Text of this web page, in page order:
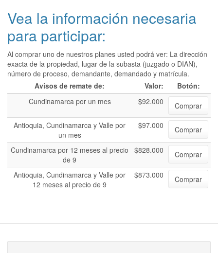
Vea la información necesaria
para participar:
Al comprar uno de nuestros planes usted podrá ver: La dirección
exacta de la propiedad, lugar de la subasta (juzgado o DIAN),
número de proceso, demandante, demandado y matrícula.
Avisos de remate de:
Valor:
Botón:
Cundinamarca por un mes
$92.000
Comprar
Antioquia, Cundinamarca y Valle por
un mes
$97.000 Comprar
Cundinamarca por 12 meses al precio
de 9
$828.000 Comprar
Antioquia, Cundinamarca y Valle por
12 meses al precio de 9
$873.000 Comprar